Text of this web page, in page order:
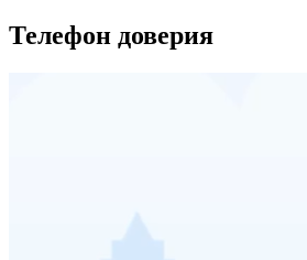
Телефон доверия